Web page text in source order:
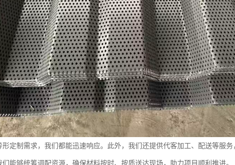
定制需求，我们都能迅速响应。此外，我们还提供代客加工、配送等服
能够统筹调配资源，确保材料按时、按质送达现场，助力项目顺利推进。